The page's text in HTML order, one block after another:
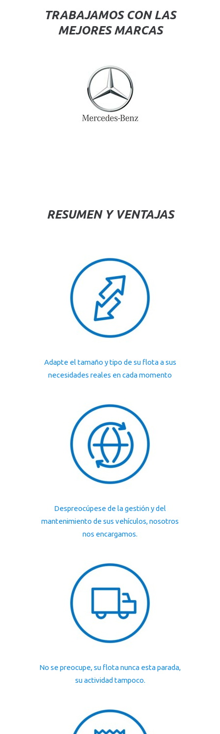
TRABAJAMOS CON LAS
MEJORES MARCAS
RESUMEN Y VENTAJAS
Adapte el tamaño y tipo de su flota a sus
necesidades reales en cada momento
Despreocúpese de la gestión y del
mantenimiento de sus vehículos, nosotros
nos encargamos.
No se preocupe, su flota nunca esta parada,
su actividad tampoco.